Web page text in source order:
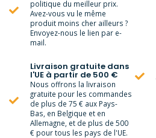
politique du meilleur prix.
Avez-vous vu le même
produit moins cher ailleurs ?
Envoyez-nous le lien par e-
mail.
Livraison gratuite dans
l'UE à partir de 500 €
Nous offrons la livraison
gratuite pour les commandes
de plus de 75 € aux Pays-
Bas, en Belgique et en
Allemagne, et de plus de 500
€ pour tous les pays de l'UE.